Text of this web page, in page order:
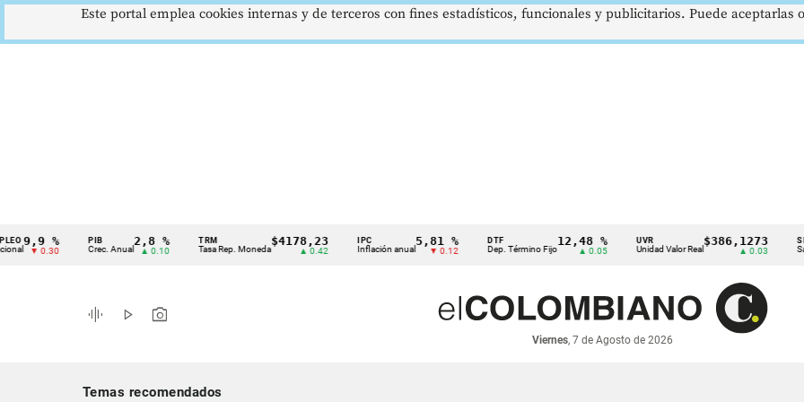
Cintillo
indicadores
económicos
%
0.30
PIB
Crec. Anual
2,8 %
▲ 0.10
TRM
Tasa Rep. Moneda
$4178,23
▲ 0.42
IPC
Inflación anual
5,81 %
▼ 0.12
DTF
Dep. Término Fijo
12,48 %
▲ 0.05
UVR
Unidad Valor Real
$386,1273 SMMLV
Salario
graphic_eq play_arrow photo_camera
Viernes, 7 de Agosto de 2026
Temas recomendados
Este portal emplea cookies internas y de terceros con fines estadísticos, funcionales y publicitarios. Puede aceptarlas